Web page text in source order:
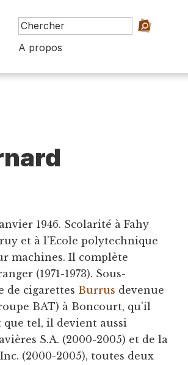
A propos
1946. Scolarité à Fahy
et à l'Ecole polytechnique
machines. Il complète
(1971-1973). Sous-
de cigarettes Burrus devenue
BAT) à Boncourt, qu'il
que tel, il devient aussi
S.A. (2000-2005) et de la
(2000-2005), toutes deux